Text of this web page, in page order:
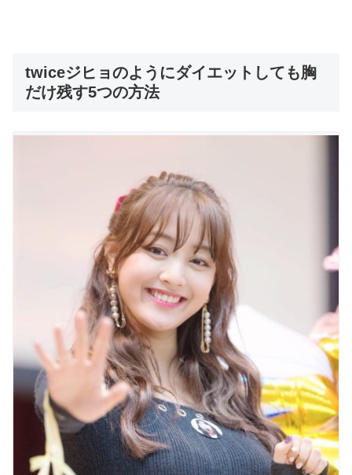
twiceジヒョのようにダイエットしても胸
だけ残す5つの方法